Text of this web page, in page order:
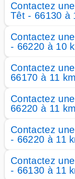
Contactez
Têt - 66130 à
Contactez
- 66220 à 10
Contactez
66170 à 11
Contactez
66220 à 11
Contactez
- 66220 à 11
Contactez
- 66130 à 11